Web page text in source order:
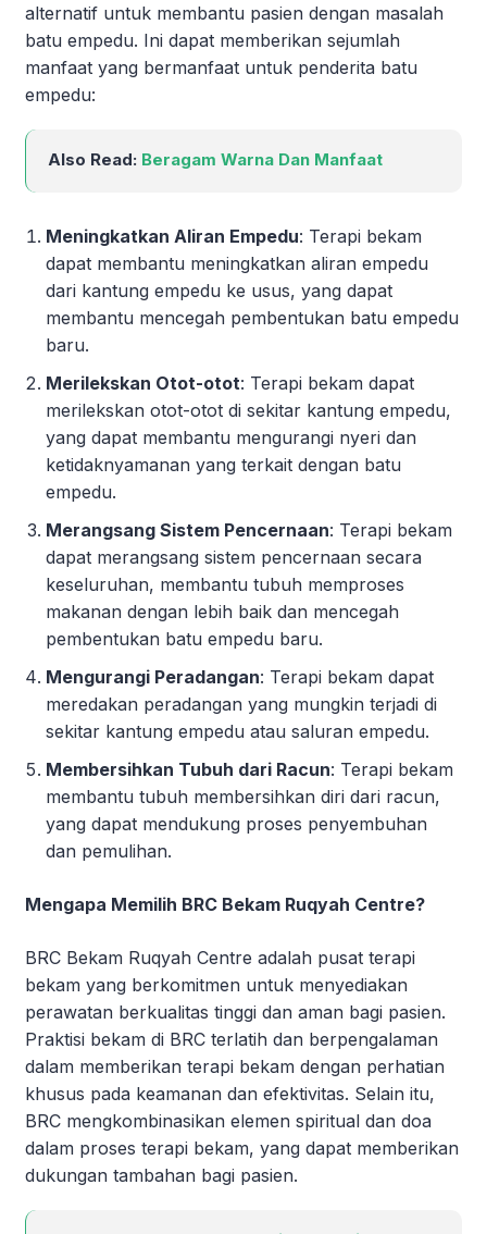
alternatif untuk membantu pasien dengan masalah
batu empedu. Ini dapat memberikan sejumlah
manfaat yang bermanfaat untuk penderita batu
empedu:
Also Read: Beragam Warna Dan Manfaat
Meningkatkan Aliran Empedu: Terapi bekam
dapat membantu meningkatkan aliran empedu
dari kantung empedu ke usus, yang dapat
membantu mencegah pembentukan batu empedu
baru.
Merilekskan Otot-otot: Terapi bekam dapat
merilekskan otot-otot di sekitar kantung empedu,
yang dapat membantu mengurangi nyeri dan
ketidaknyamanan yang terkait dengan batu
empedu.
Merangsang Sistem Pencernaan: Terapi bekam
dapat merangsang sistem pencernaan secara
keseluruhan, membantu tubuh memproses
makanan dengan lebih baik dan mencegah
pembentukan batu empedu baru.
Mengurangi Peradangan: Terapi bekam dapat
meredakan peradangan yang mungkin terjadi di
sekitar kantung empedu atau saluran empedu.
Membersihkan Tubuh dari Racun: Terapi bekam
membantu tubuh membersihkan diri dari racun,
yang dapat mendukung proses penyembuhan
dan pemulihan.
Mengapa Memilih BRC Bekam Ruqyah Centre?
BRC Bekam Ruqyah Centre adalah pusat terapi
bekam yang berkomitmen untuk menyediakan
perawatan berkualitas tinggi dan aman bagi pasien.
Praktisi bekam di BRC terlatih dan berpengalaman
dalam memberikan terapi bekam dengan perhatian
khusus pada keamanan dan efektivitas. Selain itu,
BRC mengkombinasikan elemen spiritual dan doa
dalam proses terapi bekam, yang dapat memberikan
dukungan tambahan bagi pasien.